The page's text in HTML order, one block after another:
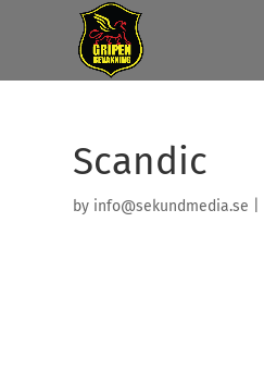
Scandic
by info@sekundmedia.se